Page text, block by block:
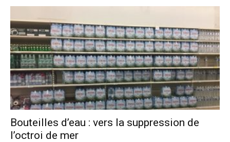
Bouteilles d’eau : vers la suppression de
l’octroi de mer